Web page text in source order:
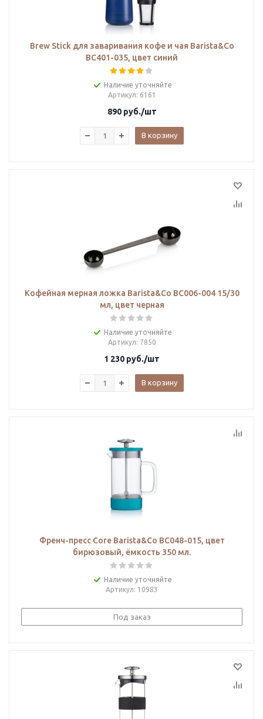
Brew Stick для заваривания кофе и чая Barista&Co
BC401-035, цвет синий
Наличие уточняйте
Артикул: 6161
890руб./шт
В корзину
Кофейная мерная ложка Barista&Co BC006-004 15/30
мл, цвет черная
Наличие уточняйте
Артикул: 7850
1 230 руб./шт
В корзину
Френч-пресс Core Barista&Co BC048-015, цвет
бирюзовый, ёмкость 350 мл.
Наличие уточняйте
Артикул: 10983
Под заказ